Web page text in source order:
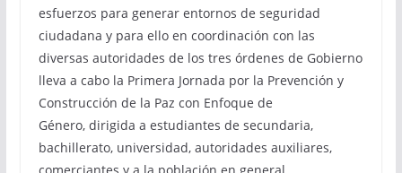
esfuerzos para generar entornos de seguridad
ciudadana y para ello en coordinación con las
diversas autoridades de los tres órdenes de Gobierno
lleva a cabo la Primera Jornada por la Prevención y
Construcción de la Paz con Enfoque de
Género, dirigida a estudiantes de secundaria,
bachillerato, universidad, autoridades auxiliares,